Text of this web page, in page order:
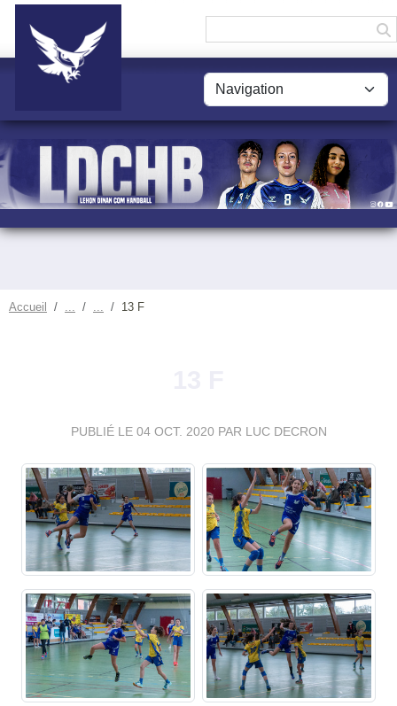
Accueil 13 F
PUBLIÉ LE 04 OCT. 2020 PAR LUC DECRON